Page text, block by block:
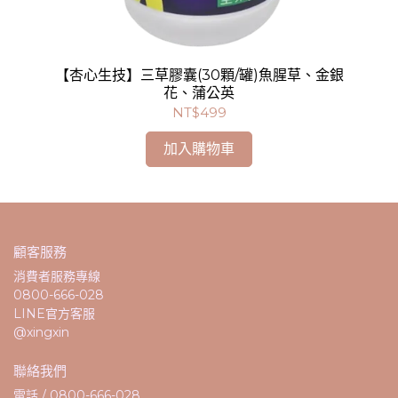
【杏心生技】三草膠囊(30顆/罐)魚腥草、金銀
花、蒲公英
NT$499
加入購物車
顧客服務
消費者服務專線
0800-666-028
LINE官方客服
@xingxin
聯絡我們